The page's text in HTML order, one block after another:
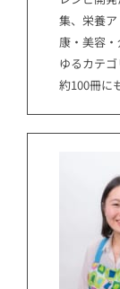
集、栄養
康・美容
ゆるカテ
約100冊に